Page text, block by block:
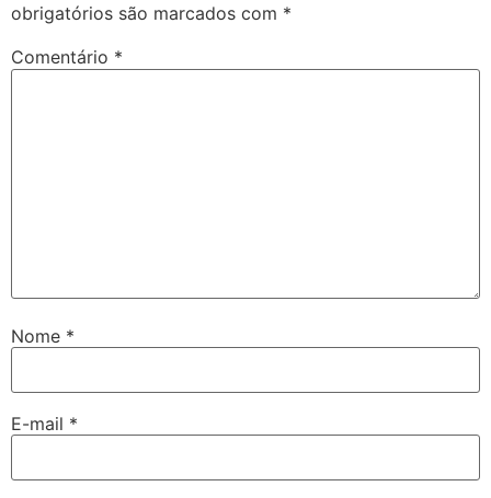
obrigatórios são marcados com *
Comentário *
Nome *
E-mail *